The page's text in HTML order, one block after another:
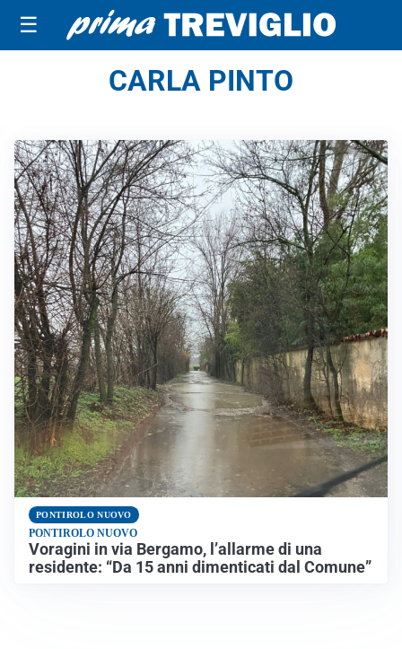
☰
CARLA PINTO
PONTIROLO NUOVO
PONTIROLO NUOVO
Voragini in via Bergamo, l’allarme di una
residente: “Da 15 anni dimenticati dal Comune”